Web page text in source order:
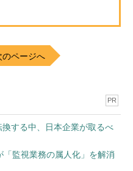
のページへ
PR
する中、日本企業が取るべ
監視業務の属人化」を解消